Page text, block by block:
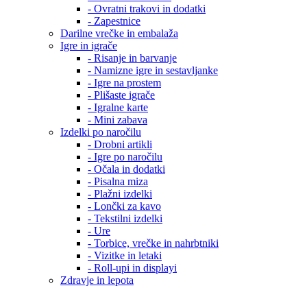
- Ovratni trakovi in dodatki
- Zapestnice
Darilne vrečke in embalaža
Igre in igrače
- Risanje in barvanje
- Namizne igre in sestavljanke
- Igre na prostem
- Plišaste igrače
- Igralne karte
- Mini zabava
Izdelki po naročilu
- Drobni artikli
- Igre po naročilu
- Očala in dodatki
- Pisalna miza
- Plažni izdelki
- Lončki za kavo
- Tekstilni izdelki
- Ure
- Torbice, vrečke in nahrbtniki
- Vizitke in letaki
- Roll-upi in displayi
Zdravje in lepota